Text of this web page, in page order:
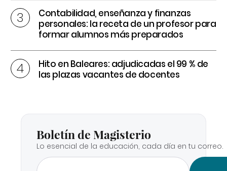
Contabilidad, enseñanza y finanzas
personales: la receta de un profesor para
formar alumnos más preparados
Hito en Baleares: adjudicadas el 99 % de
las plazas vacantes de docentes
Boletín de Magisterio
Lo esencial de la educación, cada día en tu correo.